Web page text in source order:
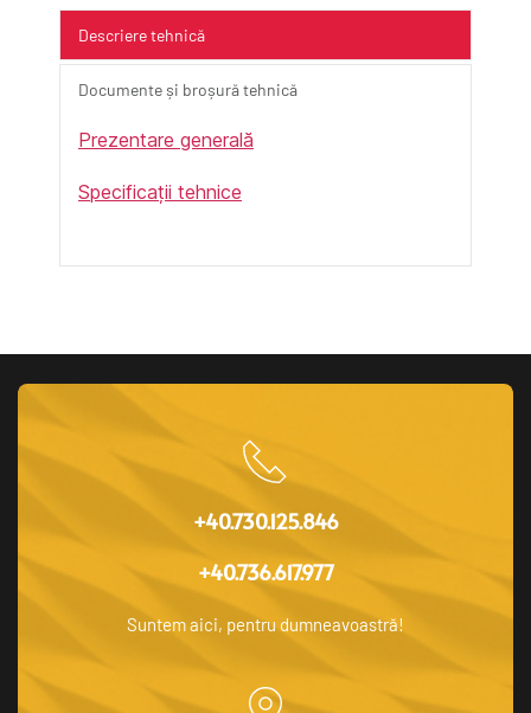
Descriere tehnică
Documente și broșură tehnică
Prezentare generală
Specificații tehnice
+40.730.125.846
+40.736.617.977
Suntem aici, pentru dumneavoastră!